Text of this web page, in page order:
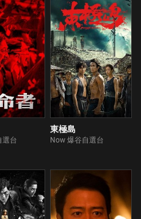
選台
東極島
Now 爆谷自選台